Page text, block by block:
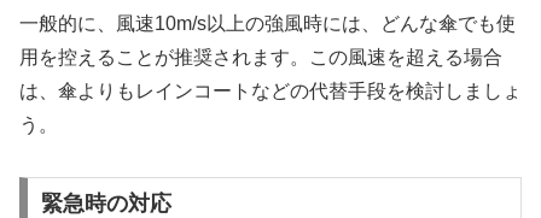
一般的に、風速10m/s以上の強風時には、どんな傘でも使
用を控えることが推奨されます。この風速を超える場合
は、傘よりもレインコートなどの代替手段を検討しましょ
う。
緊急時の対応